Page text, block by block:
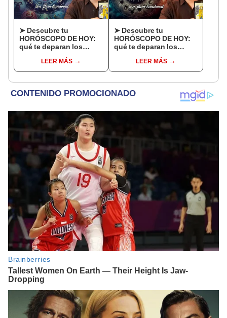
➤ Descubre tu
HORÓSCOPO DE HOY:
qué te deparan los
de agosto, según Jhan
Sandoval
LEER MÁS
➤ Descubre tu
HORÓSCOPO DE HOY:
qué te deparan los
agosto, según Jhan
Sandoval
LEER MÁS